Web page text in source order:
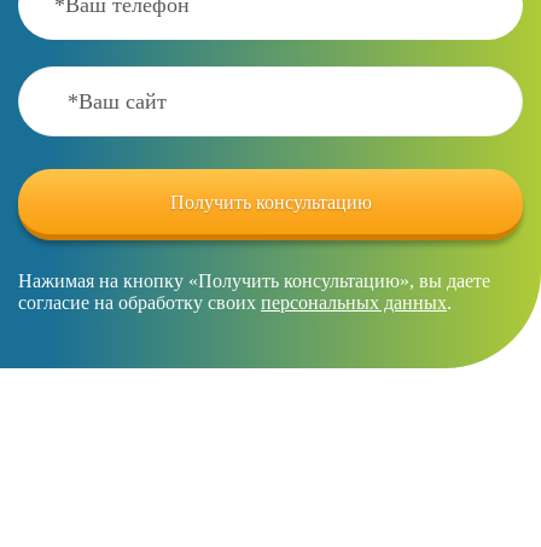
Нажимая на кнопку «Получить консультацию», вы даете
согласие на обработку своих персональных данных.